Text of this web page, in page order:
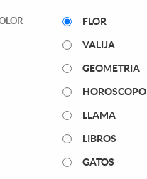
FLOR
VALIJA
GEOMETRIA
HOROSCOPO
LLAMA
LIBROS
GATOS